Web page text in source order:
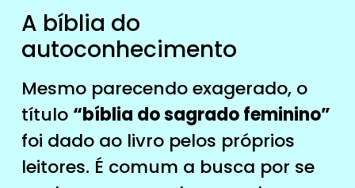
A bíblia do
autoconhecimento
Mesmo parecendo exagerado, o
título “bíblia do sagrado feminino”
foi dado ao livro pelos próprios
leitores. É comum a busca por se